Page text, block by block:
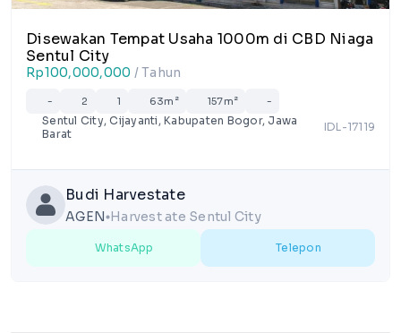
Disewakan Tempat Usaha 1000m di CBD Niaga
Sentul City
Rp100,000,000 / Tahun
- 2 1 63m² 157m² -
Sentul City, Cijayanti, Kabupaten Bogor, Jawa
Barat
IDL-17119
Budi Harvestate
AGEN lens Harvest ate Sentul City
WhatsApp Telepon